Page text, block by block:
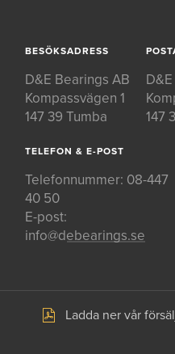
BESÖKSADRESS
D&E Bearings AB
Kompassvägen 1
147 39 Tumba
147
TELEFON & E-POST
Telefonnummer: 08-447
40 50
E-post:
info@debearings.se
Ladda ner vår